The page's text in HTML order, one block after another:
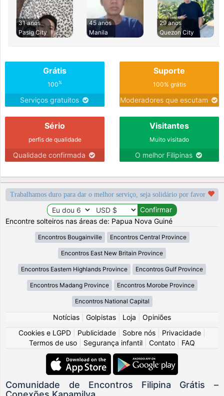
31 anos
Pasig City
45 anos
Manila
29 anos
Quezon City
Grátis
100%
Serviços gratuitos
Suporte
100% grátis
Moderadores que escutam
Sério
perfis de qualidade
Qualidade confirmada
Visitantes
Muito visitado
O melhor Filipinas
Trabalhamos duro para dar o melhor serviço, seja solidário por favor
Encontre solteiros nas áreas de: Papua Nova Guiné
Encontros Bougainville Encontros Central Province
Encontros East New Britain Province
Encontros Eastern Highlands Province Encontros Gulf Province
Encontros Madang Province Encontros Morobe Province
Encontros National Capital
Notícias Golpistas Loja
Opiniões
Cookies e LGPD
Publicidade Sobre nós Privacidade
Termos de uso
Segurança infantil Contato FAQ
Comunidade de Encontros Filipina Grátis –